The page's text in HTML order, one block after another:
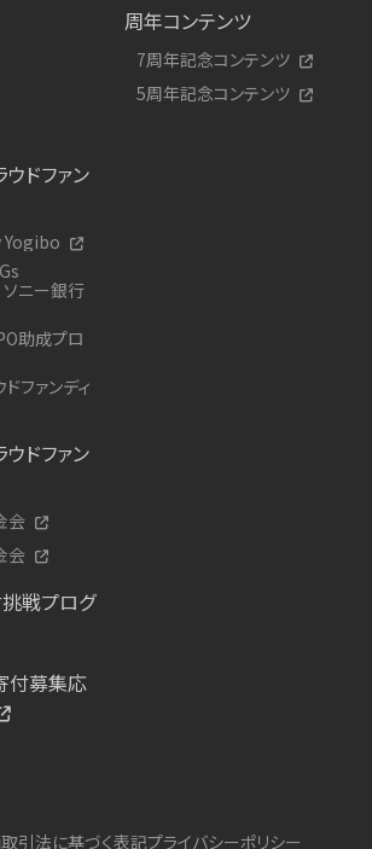
周年コンテンツ
7周年記念コンテンツ
5周年記念コンテンツ
ドファン
Yogibo
ニー銀行
助成プロ
ファンディ
ドファン
会
会
戦プログ
付募集応
引法に基づく表記プライバシーポリシー